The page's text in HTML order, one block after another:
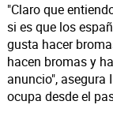
"Claro que
si es que los
gusta hacer
hacen bromas y
anuncio", asegura
ocupa desde el